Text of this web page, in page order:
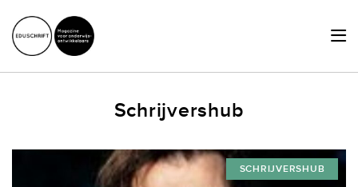
SCHRIJVERSHUB
Schrijvershub
SCHRIJVERSHUB